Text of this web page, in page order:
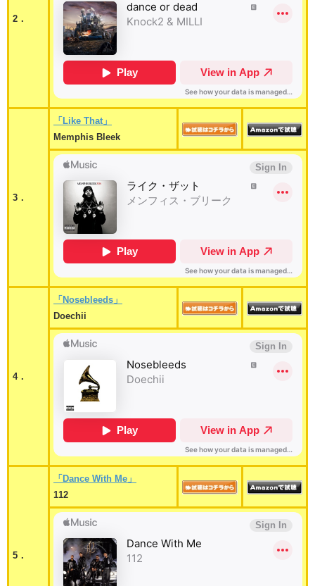
2．
3．
「Like That」
Memphis Bleek
4．
「Nosebleeds」
Doechii
5．
「Dance With Me」
112